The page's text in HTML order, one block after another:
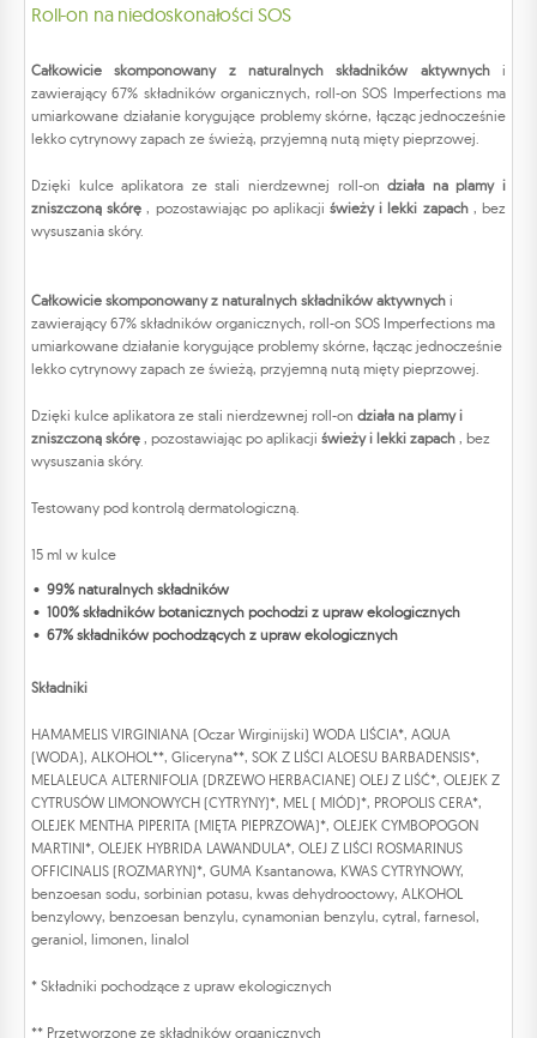
Roll-on na niedoskonałości SOS
Całkowicie skomponowany z naturalnych składników aktywnychi
zawierający 67% składników organicznych, roll-on SOS Imperfections ma
umiarkowane działanie korygujące problemy skórne, łącząc jednocześnie
lekko cytrynowy zapach ze świeżą, przyjemną nutą mięty pieprzowej.
Dzięki kulce aplikatora ze stali nierdzewnej roll-ondziała na plamy i
zniszczoną skórę , pozostawiając po aplikacjiświeży i lekki zapach, bez
wysuszania skóry.
Całkowicie skomponowany z naturalnych składników aktywnych i
zawierający 67% składników organicznych, roll-on SOS Imperfections ma
umiarkowane działanie korygujące problemy skórne, łącząc jednocześnie
lekko cytrynowy zapach ze świeżą, przyjemną nutą mięty pieprzowej.
Dzięki kulce aplikatora ze stali nierdzewnej roll-on działa na plamy i
zniszczoną skórę , pozostawiając po aplikacji świeży i lekki zapach , bez
wysuszania skóry.
Testowany pod kontrolą dermatologiczną.
15 ml w kulce
99% naturalnych składników
100% składników botanicznych pochodzi z upraw ekologicznych
67% składników pochodzących z upraw ekologicznych
Składniki
HAMAMELIS VIRGINIANA (Oczar Wirginijski) WODA LIŚCIA*, AQUA
(WODA), ALKOHOL**, Gliceryna**, SOK Z LIŚCI ALOESU BARBADENSIS*,
MELALEUCA ALTERNIFOLIA (DRZEWO HERBACIANE) OLEJ Z LIŚĆ*, OLEJEK Z
CYTRUSÓW LIMONOWYCH (CYTRYNY)*, MEL ( MIÓD)*, PROPOLIS CERA*,
OLEJEK MENTHA PIPERITA (MIĘTA PIEPRZOWA)*, OLEJEK CYMBOPOGON
MARTINI*, OLEJEK HYBRIDA LAWANDULA*, OLEJ Z LIŚCI ROSMARINUS
OFFICINALIS (ROZMARYN)*, GUMA Ksantanowa, KWAS CYTRYNOWY,
benzoesan sodu, sorbinian potasu, kwas dehydrooctowy, ALKOHOL
benzylowy, benzoesan benzylu, cynamonian benzylu, cytral, farnesol,
geraniol, limonen, linalol
* Składniki pochodzące z upraw ekologicznych
** Przetworzone ze składników organicznych